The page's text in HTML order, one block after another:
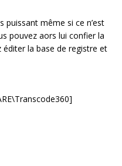
puissant même si ce n’est
pouvez aors lui confier la
la base de registre et